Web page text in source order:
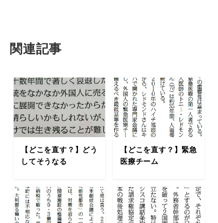
関連記事
【どこを直す？】どう
してそうなる
【どこを直す？】緊急
医療チーム